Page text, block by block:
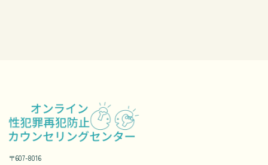
〒607-8016